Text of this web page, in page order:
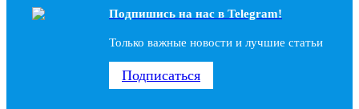
Подпишись на наc в Telegram!
Только важные новости и лучшие статьи
Подписаться